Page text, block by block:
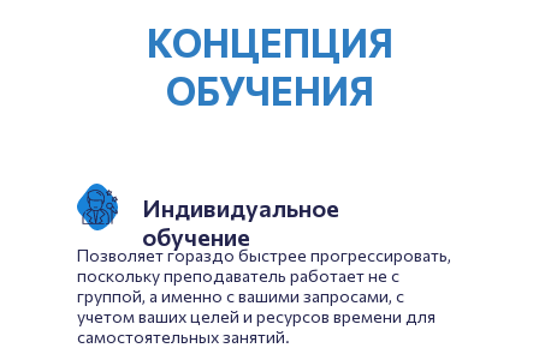
КОНЦЕПЦИЯ
ОБУЧЕНИЯ
Индивидуальное
обучение
Позволяет гораздо быстрее прогрессировать,
поскольку преподаватель работает не с
группой, а именно с вашими запросами, с
учетом ваших целей и ресурсов времени для
самостоятельных занятий.